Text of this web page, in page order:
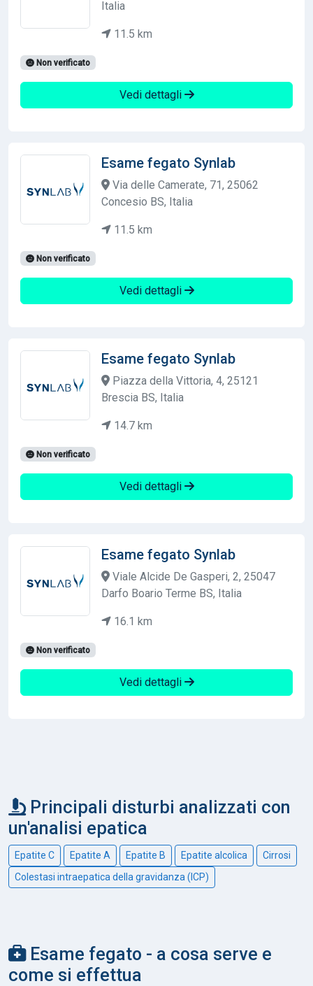
Italia
11.5 km
Non verificato
Vedi dettagli
Esame fegato Synlab
Via delle Camerate, 71, 25062
Concesio BS, Italia
11.5 km
Non verificato
Vedi dettagli
Esame fegato Synlab
Piazza della Vittoria, 4, 25121
Brescia BS, Italia
14.7 km
Non verificato
Vedi dettagli
Esame fegato Synlab
Viale Alcide De Gasperi, 2, 25047
Darfo Boario Terme BS, Italia
16.1 km
Non verificato
Vedi dettagli
Principali disturbi analizzati con
un'analisi epatica
Epatite C Epatite A Epatite B Epatite alcolica
Cirrosi
Colestasi intraepatica della gravidanza (ICP)
Esame fegato - a cosa serve e
come si effettua